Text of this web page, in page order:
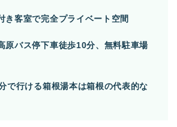
き客室で完全プライベート空間
原バス停下車徒歩10分、無料駐車場
で行ける箱根湯本は箱根の代表的な